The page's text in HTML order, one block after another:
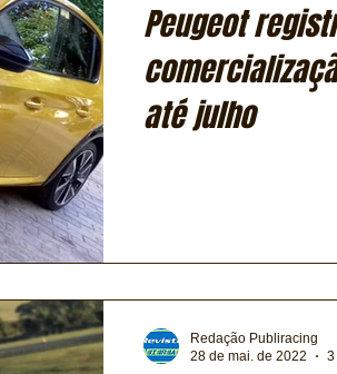
Peugeot
até julho
Redação Publiracing
28 de mai. de 2022
3